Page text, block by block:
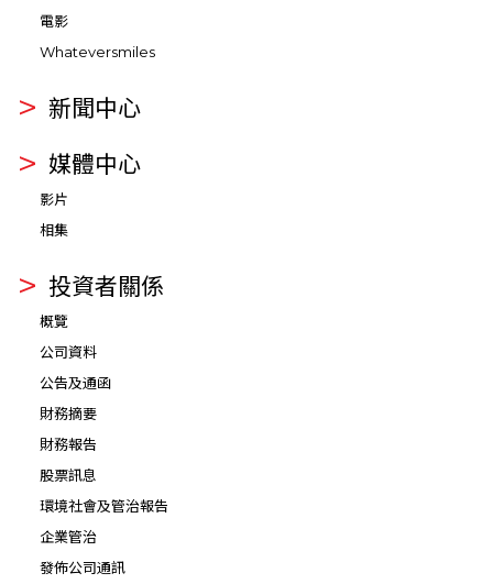
電影
Whateversmiles
新聞中心
媒體中心
影片
相集
投資者關係
概覽
公司資料
公告及通函
財務摘要
財務報告
股票訊息
環境社會及管治報告
企業管治
發佈公司通訊